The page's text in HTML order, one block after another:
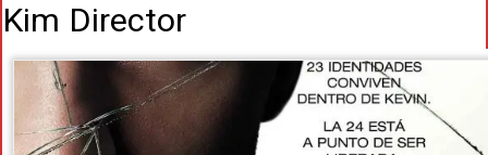
alKim Director